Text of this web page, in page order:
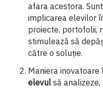
afara acestora.
implicarea elevilor
proiecte, portofolii,
stimulează să
către o soluție.
Maniera inovatoare
elevul să